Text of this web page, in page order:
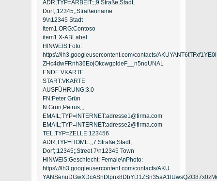
ADR;TYP=ARBEIT:;;9 Straße;Stadt,
Dorf;;12345;;Straßenname
9\n12345 Stadt
item1.ORG:Contoso
item1.X-ABLabel:
HINWEIS:Foto:
https\://lh3.googleusercontent.com/contacts/
ZHc4dwFRnh36EojOkcwgpIdeF__n5nqUNAL
ENDE:VKARTE
START:VKARTE
AUSFÜHRUNG:3.0
FN:Peter Grün
N:Grün;Petrus;;;
EMAIL;TYP=INTERNET:adresse1@firma.com
EMAIL;TYP=INTERNET:adresse2@firma.com
TEL;TYP=ZELLE:123456
ADR;TYP=HOME:;;7 Straße;Stadt,
Dorf;;12345;;Street 7\n12345 Town
HINWEIS:Geschlecht: Female\nPhoto:
https\://lh3.googleusercontent.com/contacts/AKU